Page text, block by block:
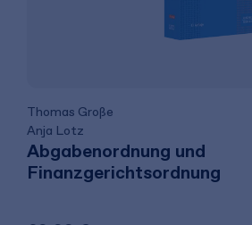
Thomas Große
Anja Lotz
Abgabenordnung und
Finanzgerichtsordnung